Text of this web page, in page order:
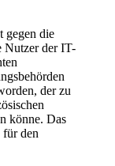
gegen die
Nutzer der IT-
der zu
könne. Das
den